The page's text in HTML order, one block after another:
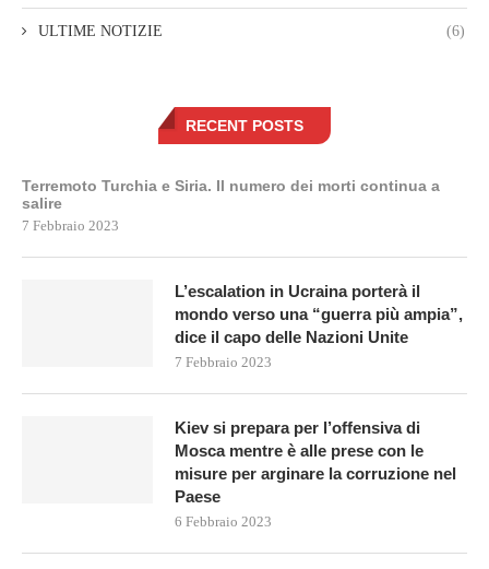
ULTIME NOTIZIE (6)
RECENT POSTS
Terremoto Turchia e Siria. Il numero dei morti continua a
salire
7 Febbraio 2023
L’escalation in Ucraina porterà il
mondo verso una “guerra più ampia”,
dice il capo delle Nazioni Unite
7 Febbraio 2023
Kiev si prepara per l’offensiva di
Mosca mentre è alle prese con le
misure per arginare la corruzione nel
Paese
6 Febbraio 2023